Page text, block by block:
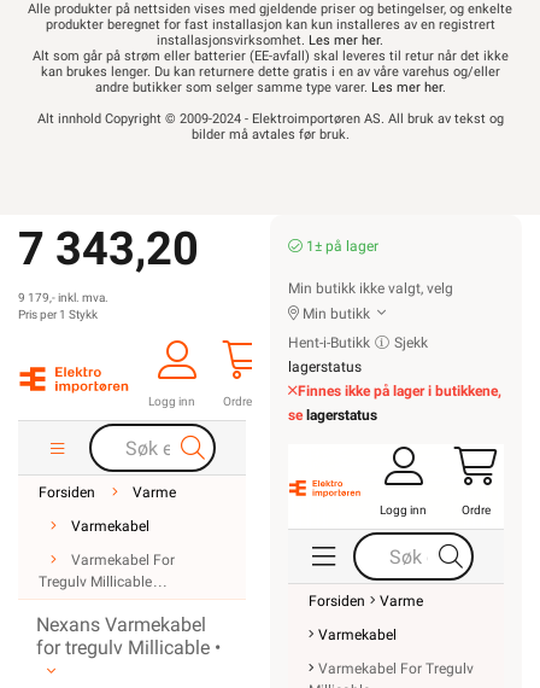
Alle produkter på nettsiden vises med gjeldende priser og betingelser, og enkelte
produkter beregnet for fast installasjon kan kun installeres av en registrert
installasjonsvirksomhet. Les mer her.
Alt som går på strøm eller batterier (EE-avfall) skal leveres til retur når det ikke
kan brukes lenger. Du kan returnere dette gratis i en av våre varehus og/eller
andre butikker som selger samme type varer. Les mer her.
Alt innhold Copyright © 2009-2024 - Elektroimportøren AS. All bruk av tekst og
bilder må avtales før bruk.
7 343,20
9 179,- inkl. mva.
Pris per 1 Stykk
Logg inn Ordre
Forsiden
Varme
Varmekabel
Varmekabel For
Tregulv Millicable
Nexans Varmekabel
for tregulv Millicable •
1± på lager
Min butikk ikke valgt, velg
Min butikk
Hent-i-Butikk
Sjekk
lagerstatus
Finnes ikke på lager i butikkene,
se lagerstatus
Logg inn Ordre
Forsiden
Varme
Varmekabel
Varmekabel For Tregulv